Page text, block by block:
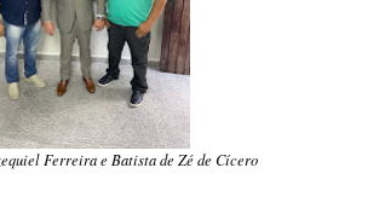
Ferreira e Batista de Zé de Cícero